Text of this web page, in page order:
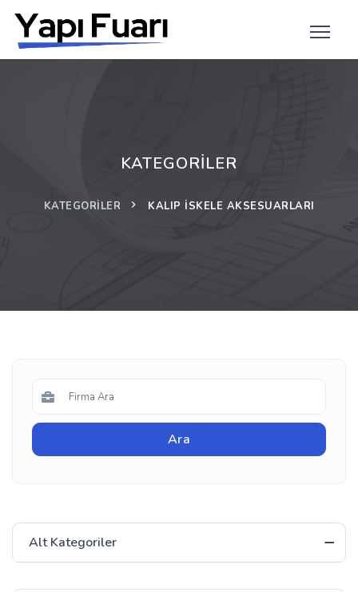
KATEGORILER
KATEGORILER KALIP İSKELE AKSESUARLARI
Alt Kategoriler